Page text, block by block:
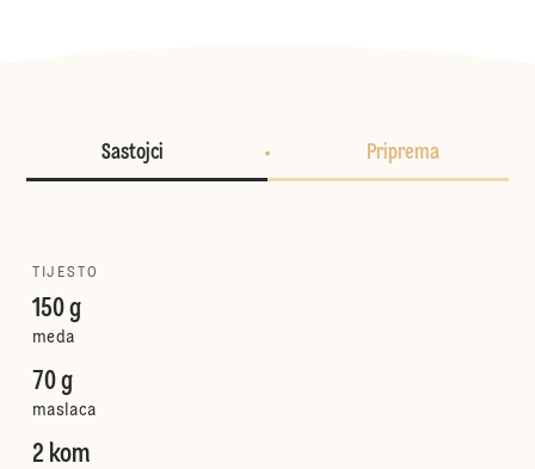
Sastojci Priprema
TIJESTO
150 g
meda
70 g
maslaca
2 kom